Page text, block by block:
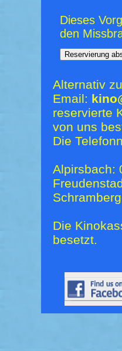
Dieses
den
Alternativ
Email:
reservierte
von uns
Die
Alpirsbach:
Die
besetzt.